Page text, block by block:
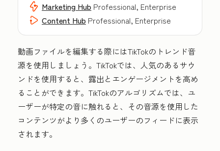
Marketing Hub Professional, Enterprise
Content Hub Professional, Enterprise
動画ファイルを編集する際にはTikTokのトレンド音
源を使用しましょう。TikTokでは、人気のあるサウ
ンドを使用すると、露出とエンゲージメントを高め
ることができます。TikTokのアルゴリズムでは、ユ
ーザーが特定の音に触れると、その音源を使用した
コンテンツがより多くのユーザーのフィードに表示
されます。